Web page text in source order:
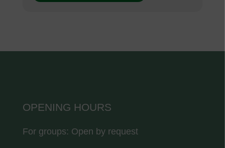
OPENING HOURS
For groups: Open by request